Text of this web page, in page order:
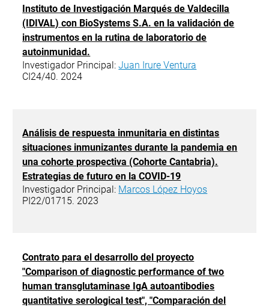
Instituto de Investigación Marqués de Valdecilla
(IDIVAL) con BioSystems S.A. en la validación de
instrumentos en la rutina de laboratorio de
autoinmunidad.
Investigador Principal:Juan Irure Ventura
CI24/40. 2024
Análisis de respuesta inmunitaria en distintas
situaciones inmunizantes durante la pandemia en
una cohorte prospectiva (Cohorte Cantabria).
Estrategias de futuro en la COVID-19
Investigador Principal: Marcos López Hoyos
PI22/01715. 2023
Contrato para el desarrollo del proyecto
"Comparison of diagnostic performance of two
human transglutaminase IgA autoantibodies
quantitative serological test", "Comparación del